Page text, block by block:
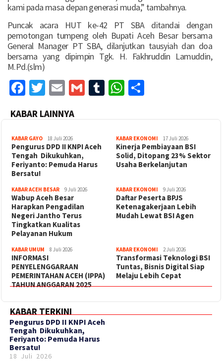
kami pada masa depan generasi muda,” tambahnya.
Puncak acara HUT ke-42 PT SBA ditandai dengan
pemotongan tumpeng oleh Bupati Aceh Besar bersama
General Manager PT SBA, dilanjutkan tausyiah dan doa
bersama yang dipimpin Tgk. H. Fakhruddin Lamuddin,
M.Pd.(slm)
Facebook
Twitter
EmailGmailTumblrWhatsApp
KABAR LAINNYA
KABAR GAYO 18 Juli 2026
‎Pengurus DPD II KNPI Aceh
Tengah Dikukuhkan,
Feriyanto: Pemuda Harus
Bersatu!
KABAR EKONOMI 17 Juli 2026
Kinerja Pembiayaan BSI
Solid, Ditopang 23% Sektor
Usaha Berkelanjutan
KABAR ACEH BESAR 9 Juli 2026
Wabup Aceh Besar
Harapkan Pengadilan
Negeri Jantho Terus
Tingkatkan Kualitas
Pelayanan Hukum
KABAR EKONOMI 9 Juli 2026
Daftar Peserta BPJS
Ketenagakerjaan Lebih
Mudah Lewat BSI Agen
KABAR UMUM 8 Juli 2026
INFORMASI
PENYELENGGARAAN
PEMERINTAHAN ACEH (IPPA)
TAHUN ANGGARAN 2025
KABAR EKONOMI 2 Juli 2026
Transformasi Teknologi BSI
Tuntas, Bisnis Digital Siap
Melaju Lebih Cepat
KABAR TERKINI
‎Pengurus DPD II KNPI Aceh
Tengah Dikukuhkan,
Feriyanto: Pemuda Harus
Bersatu!
18 Juli 2026